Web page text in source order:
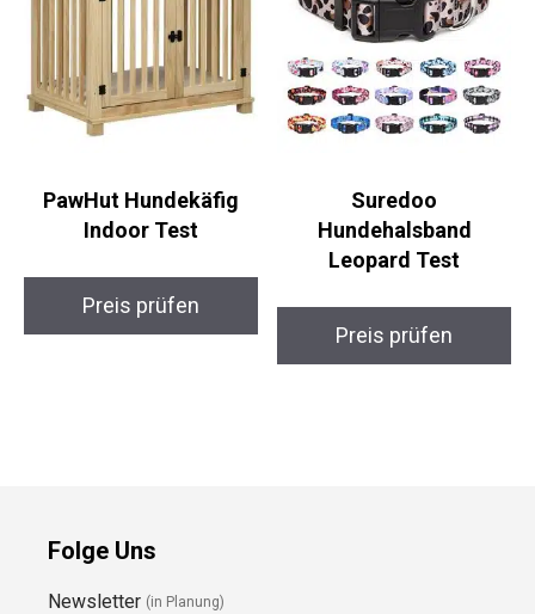
PawHut Hundekäfig
Indoor Test
Preis prüfen
Suredoo
Hundehalsband
Leopard Test
Preis prüfen
Folge Uns
Newsletter (in Planung)